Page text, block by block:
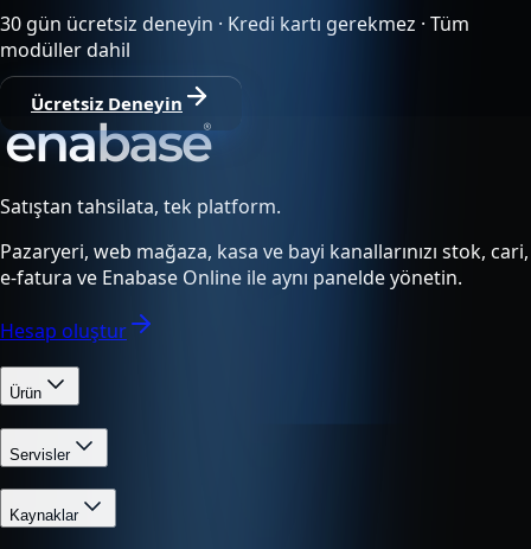
30 gün ücretsiz deneyin · Kredi kartı gerekmez · Tüm
modüller dahil
Ücretsiz Deneyin
Satıştan tahsilata, tek platform.
Pazaryeri, web mağaza, kasa ve bayi kanallarınızı stok, cari,
e-fatura ve Enabase Online ile aynı panelde yönetin.
Hesap oluştur
Ürün
Servisler
Kaynaklar